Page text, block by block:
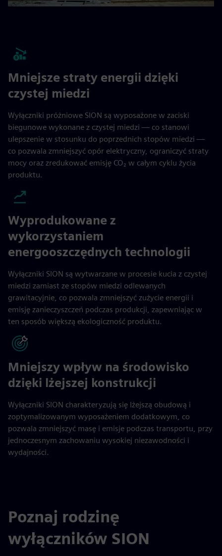
Mniejsze straty energii dzięki
czystej miedzi
Wyłączniki próżniowe SION są wyposażone w zaciski
biegunowe wykonane z czystej miedzi — co stanowi
ulepszenie w stosunku do poprzednich stopów miedzi —
co pozwala zmniejszyć opór elektryczny, ograniczyć straty
mocy oraz zredukować emisję CO₂ w całym cyklu życia
produktu.
Wyprodukowane z
wykorzystaniem
energooszczędnych technologii
Wyłączniki SION są wytwarzane w procesie kucia z czystej
miedzi zamiast ze stopów miedzi odlewanych
grawitacyjnie, co pozwala zmniejszyć zużycie energii i
emisję zanieczyszczeń podczas produkcji, zapewniając w
ten sposób większą ekologiczność produktu.
Mniejszy wpływ na środowisko
dzięki lżejszej konstrukcji
Wyłączniki SION charakteryzują się lżejszą obudową i
zoptymalizowanym wyposażeniem dodatkowym, co
pozwala zmniejszyć masę i emisje podczas transportu, przy
jednoczesnym zachowaniu wysokiej niezawodności i
wydajności.
Poznaj rodzinę
wyłączników SION